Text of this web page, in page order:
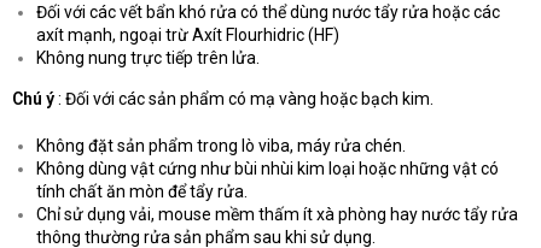
Đối với các vết bẩn khó rửa có thể dùng nước tẩy rửa hoặc các
axít mạnh, ngoại trừ Axít Flourhidric (HF)
Không nung trực tiếp trên lửa.
Chú ý: Đối với các sản phẩm có mạ vàng hoặc bạch kim.
Không đặt sản phẩm trong lò viba, máy rửa chén.
Không dùng vật cứng như bùi nhùi kim loại hoặc những vật có
tính chất ăn mòn để tẩy rửa.
Chỉ sử dụng vải, mouse mềm thấm ít xà phòng hay nước tẩy rửa
thông thường rửa sản phẩm sau khi sử dụng.